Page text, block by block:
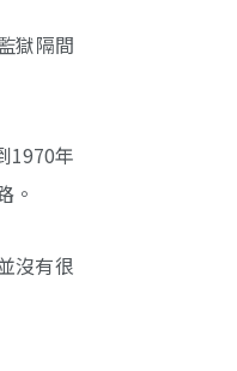
獄隔間
1970年
。
沒有很